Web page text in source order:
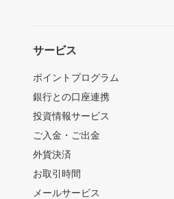
サービス
ポイントプログラム
銀行との口座連携
投資情報サービス
ご入金・ご出金
外貨決済
お取引時間
メールサービス